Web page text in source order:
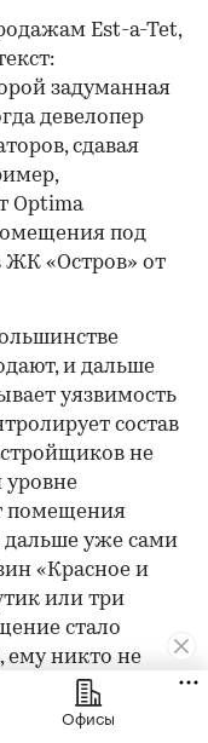
Est-a-Tet,
задуманная
девелопер
сдавая
Optima
под
ЖК «Остров» от
и дальше
уязвимость
состав
не
уровне
помещения
дальше уже сами
«Красное и
или три
стало
ему никто не
как угодно».
новый
Офисы